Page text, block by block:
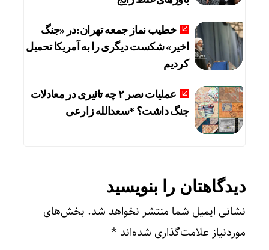
خطیب نماز جمعه تهران:در «جنگ
اخیر» شکست دیگری را به آمریکا تحمیل
کردیم
عملیات نصر ۲ چه تاثیری در معادلات
جنگ داشت؟ *سعدالله زارعی
دیدگاهتان را بنویسید
نشانی ایمیل شما منتشر نخواهد شد. بخش‌های
موردنیاز علامت‌گذاری شده‌اند *